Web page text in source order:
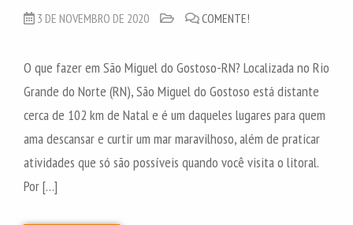
3 DE NOVEMBRO DE 2020 COMENTE!
O que fazer em São Miguel do Gostoso-RN? Localizada no Rio
Grande do Norte (RN), São Miguel do Gostoso está distante
cerca de 102 km de Natal e é um daqueles lugares para quem
ama descansar e curtir um mar maravilhoso, além de praticar
atividades que só são possíveis quando você visita o litoral.
Por […]